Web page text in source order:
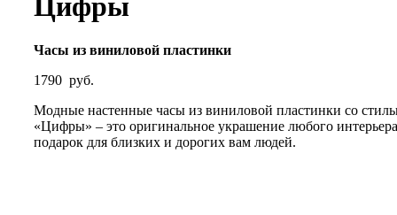
Цифры
Часы из виниловой пластинки
1790 руб.
Модные настенные часы из виниловой пластинки со
«Цифры» – это оригинальное украшение любого
подарок для близких и дорогих вам людей.